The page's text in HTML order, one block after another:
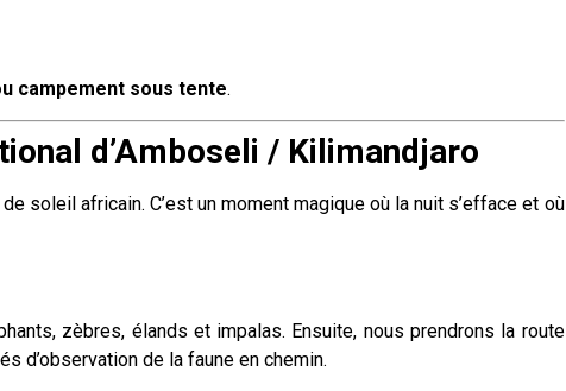
campement sous tente.
d’Amboseli / Kilimandjaro
soleil africain. C’est un moment magique où la nuit s’efface et où
zèbres, élands et impalas. Ensuite, nous prendrons la route
d’observation de la faune en chemin.